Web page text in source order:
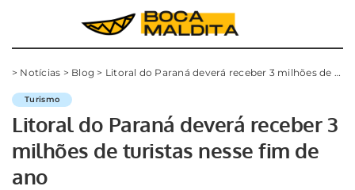
> Notícias > Blog > Litoral do Paraná deverá receber 3 milhões de turistas nesse fim de ano
Turismo
Litoral do Paraná deverá receber 3
milhões de turistas nesse fim de
ano